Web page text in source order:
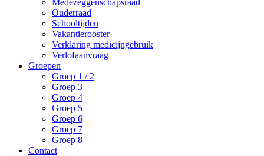
Medezeggenschapsraad
Ouderraad
Schooltijden
Vakantierooster
Verklaring medicijngebruik
Verlofaanvraag
Groepen
Groep 1 / 2
Groep 3
Groep 4
Groep 5
Groep 6
Groep 7
Groep 8
Contact